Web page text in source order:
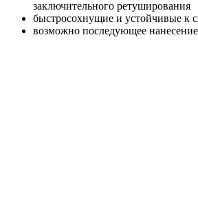
заключительного ретуширования
быстросохнущие и устойчивые к
возможно последующее